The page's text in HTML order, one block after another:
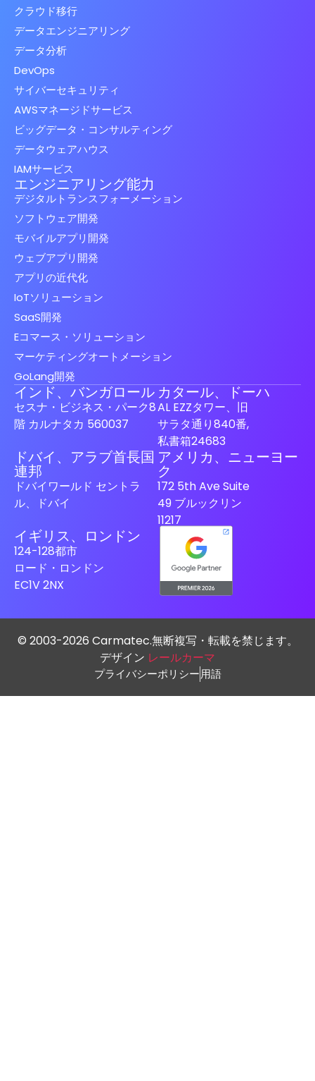
クラウド移行
データエンジニアリング
データ分析
DevOps
サイバーセキュリティ
AWSマネージドサービス
ビッグデータ・コンサルティング
データウェアハウス
IAMサービス
エンジニアリング能力
デジタルトランスフォーメーション
ソフトウェア開発
モバイルアプリ開発
ウェブアプリ開発
アプリの近代化
IoTソリューション
SaaS開発
Eコマース・ソリューション
マーケティングオートメーション
GoLang開発
インド、バンガロール
セスナ・ビジネス・パーク8
階 カルナタカ 560037
カタール、ドーハ
AL EZZタワー、旧
サラタ通り840番,
私書箱24683
ドバイ、アラブ首長国
連邦
ドバイワールド セントラ
ル、ドバイ
アメリカ、ニューヨー
ク
172 5th Ave Suite
49 ブルックリン
11217
イギリス、ロンドン
124-128都市
ロード・ロンドン
EC1V 2NX
© 2003-2026 Carmatec.無断複写・転載を禁じます。
デザイン レールカーマ
プライバシーポリシー用語